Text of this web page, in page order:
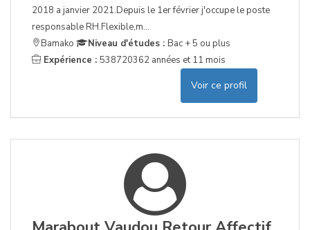
2018 a janvier 2021.Depuis le 1er février j'occupe le poste
responsable RH.Flexible,m...
Bamako
Niveau d'études : Bac + 5 ou plus
Expérience : 538720362 années et 11 mois
Voir ce profil